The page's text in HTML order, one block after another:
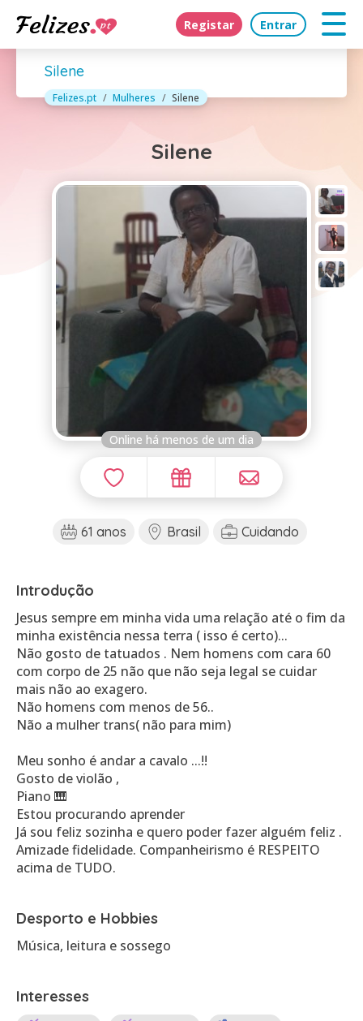
Registar Entrar
Silene
Felizes.pt Mulheres Silene
Silene
Online há menos de um dia
61 anos Brasil Cuidando
Introdução
Jesus sempre em minha vida uma relação até o fim da
minha existência nessa terra ( isso é certo)...
Não gosto de tatuados . Nem homens com cara 60
com corpo de 25 não que não seja legal se cuidar
mais não ao exagero.
Não homens com menos de 56..
Não a mulher trans( não para mim)
Meu sonho é andar a cavalo ...!!
Gosto de violão ,
Piano 🎹
Estou procurando aprender
Já sou feliz sozinha e quero poder fazer alguém feliz .
Amizade fidelidade. Companheirismo é RESPEITO
Desporto e Hobbies
Música, leitura e sossego
Interesses